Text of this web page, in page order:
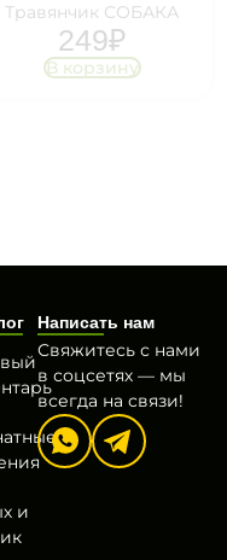
Травянчик СОБАКА
249₽
В корзину
и
Написать нам
Свяжитесь с нами
в соцсетях — мы
всегда на связи!